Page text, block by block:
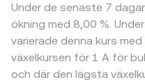
Under de senaste 7
ökning med 8,00 %.
varierade denna kurs
växelkursen för 1 A för
och där den lägsta